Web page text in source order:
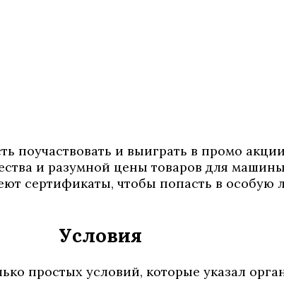
поучаствовать и выиграть в промо
и разумной цены товаров для
сертификаты, чтобы попасть в
Условия
простых условий, которые указал